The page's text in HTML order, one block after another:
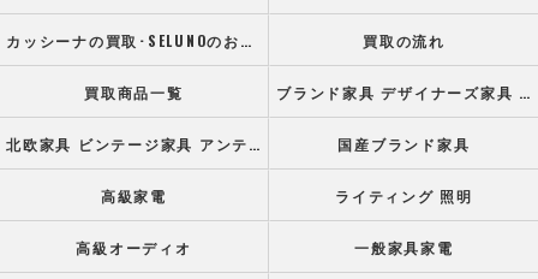
カッシーナの買取･SELUNOのお客様の声 買取の流れ
買取商品一覧 ブランド家具 デザイナーズ家具 高級オフィス家具
北欧家具 ビンテージ家具 アンティーク家具 国産ブランド家具
高級家電 ライティング 照明
高級オーディオ 一般家具家電